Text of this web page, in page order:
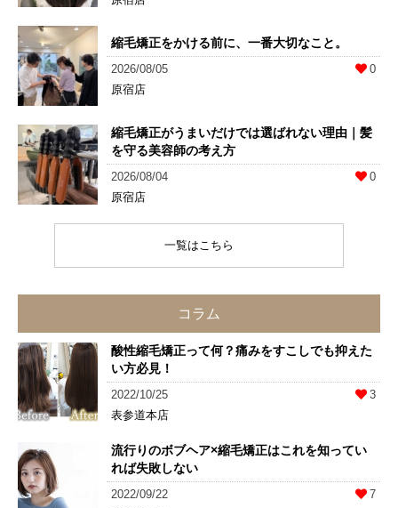
縮毛矯正をかける前に、一番大切なこと。
2026/08/05
0
原宿店
縮毛矯正がうまいだけでは選ばれない理由｜髪
を守る美容師の考え方
2026/08/04
0
原宿店
一覧はこちら
コラム
酸性縮毛矯正って何？痛みをすこしでも抑えた
い方必見！
2022/10/25
3
表参道本店
流行りのボブヘア×縮毛矯正はこれを知ってい
れば失敗しない
2022/09/22
7